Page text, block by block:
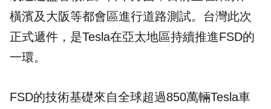
橫濱及大阪等都會區進行道路測試。台灣此次
正式遞件，是Tesla在亞太地區持續推進FSD的
一環。
FSD的技術基礎來自全球超過850萬輛Tesla車